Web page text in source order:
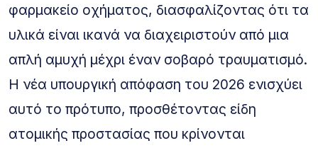
φαρμακείο οχήματος, διασφαλίζοντας ότι τα
υλικά είναι ικανά να διαχειριστούν από μια
απλή αμυχή μέχρι έναν σοβαρό τραυματισμό.
Η νέα υπουργική απόφαση του 2026 ενισχύει
αυτό το πρότυπο, προσθέτοντας είδη
ατομικής προστασίας που κρίνονται